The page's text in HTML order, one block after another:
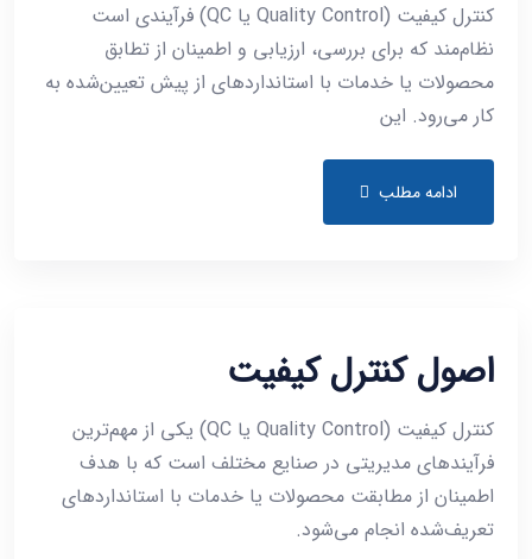
کنترل کیفیت (Quality Control یا QC) فرآیندی است
نظام‌مند که برای بررسی، ارزیابی و اطمینان از تطابق
محصولات یا خدمات با استانداردهای از پیش تعیین‌شده به
کار می‌رود. این
ادامه مطلب
اصول کنترل کیفیت
کنترل کیفیت (Quality Control یا QC) یکی از مهم‌ترین
فرآیندهای مدیریتی در صنایع مختلف است که با هدف
اطمینان از مطابقت محصولات یا خدمات با استانداردهای
تعریف‌شده انجام می‌شود.